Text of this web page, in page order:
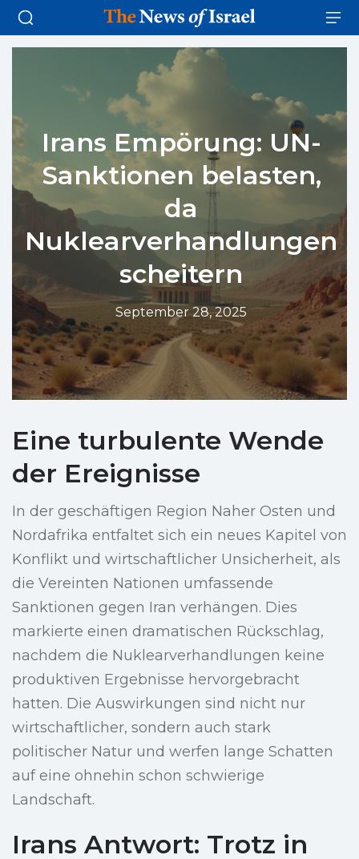
Irans Empörung: UN-
Sanktionen belasten,
da
Nuklearverhandlungen
scheitern
September 28, 2025
Eine turbulente Wende
der Ereignisse
In der geschäftigen Region Naher Osten und
Nordafrika entfaltet sich ein neues Kapitel von
Konflikt und wirtschaftlicher Unsicherheit, als
die Vereinten Nationen umfassende
Sanktionen gegen Iran verhängen. Dies
markierte einen dramatischen Rückschlag,
nachdem die Nuklearverhandlungen keine
produktiven Ergebnisse hervorgebracht
hatten. Die Auswirkungen sind nicht nur
wirtschaftlicher, sondern auch stark
politischer Natur und werfen lange Schatten
auf eine ohnehin schon schwierige
Landschaft.
Irans Antwort: Trotz in